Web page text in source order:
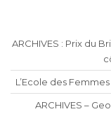
ARCHIVES : Prix du
L’Ecole des
ARCHIVES –